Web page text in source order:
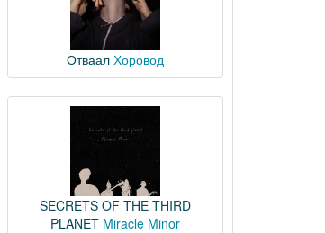
Отваал Хоровод
SECRETS OF THE THIRD
PLANET Miracle Minor